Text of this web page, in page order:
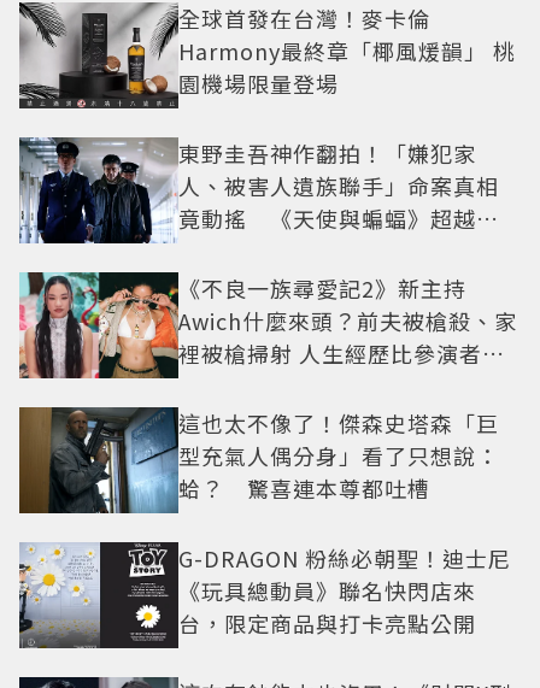
全球首發在台灣！麥卡倫
Harmony最終章「椰風煖韻」 桃
園機場限量登場
東野圭吾神作翻拍！「嫌犯家
人、被害人遺族聯手」命案真相
竟動搖 《天使與蝙蝠》超越懸
《不良一族尋愛記2》新主持
Awich什麼來頭？前夫被槍殺、家
裡被槍掃射 人生經歷比參演者還
這也太不像了！傑森史塔森「巨
型充氣人偶分身」看了只想說：
蛤？ 驚喜連本尊都吐槽
G-DRAGON 粉絲必朝聖！迪士尼
《玩具總動員》聯名快閃店來
台，限定商品與打卡亮點公開